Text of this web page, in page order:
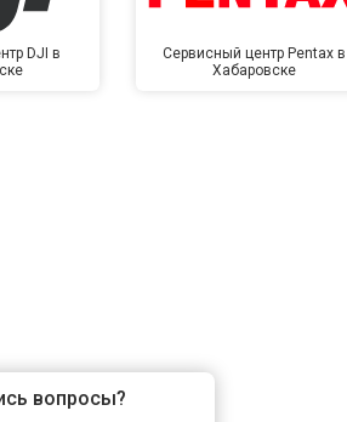
DJI в
Сервисный центр Pentax в
Хабаровске
вопросы?